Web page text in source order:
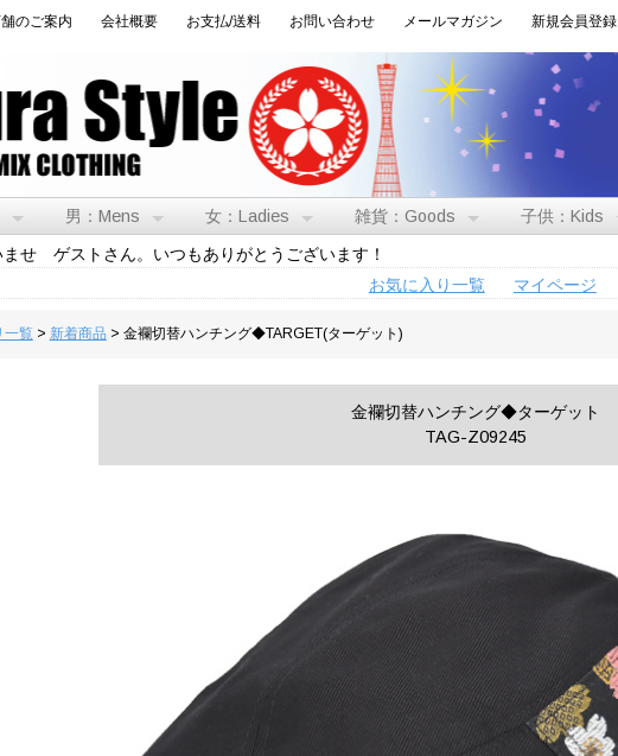
のご案内 会社概要 お支払/送料 お問い合わせ メールマガジン 新規会員登録
男：Mens 女：Ladies 雑貨：Goods 子供：Kids
ませ ゲストさん。いつもありがとうございます！
お気に入り一覧
マイページ
一覧> 新着商品 > 金襴切替ハンチング◆TARGET(ターゲット)
金襴切替ハンチング◆ターゲット
TAG-Z09245